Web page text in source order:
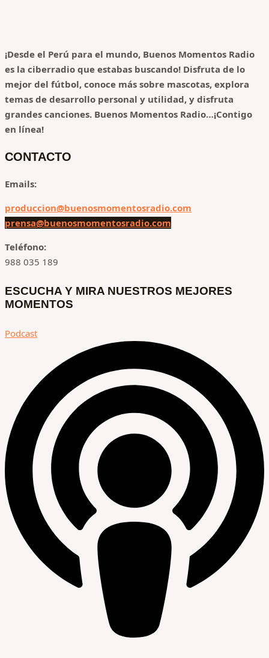
¡Desde el Perú para el mundo, Buenos Momentos Radio
es la ciberradio que estabas buscando! Disfruta de lo
mejor del fútbol, conoce más sobre mascotas, explora
temas de desarrollo personal y utilidad, y disfruta
grandes canciones. Buenos Momentos Radio…¡Contigo
en línea!
CONTACTO
Emails:
produccion@buenosmomentosradio.com
prensa@buenosmomentosradio.com
Teléfono:
988 035 189
ESCUCHA Y MIRA NUESTROS MEJORES
MOMENTOS
Podcast